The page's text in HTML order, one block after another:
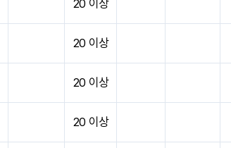
20 이상
20 이상
20 이상
20 이상